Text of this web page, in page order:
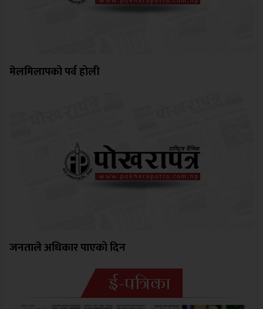
मेलमिलापको पर्व होली
जनताले अधिकार पाएको दिन
ई-पत्रिका